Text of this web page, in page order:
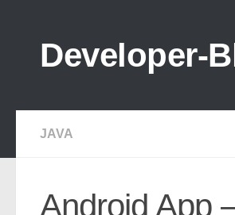
Developer-
JAVA
Android App